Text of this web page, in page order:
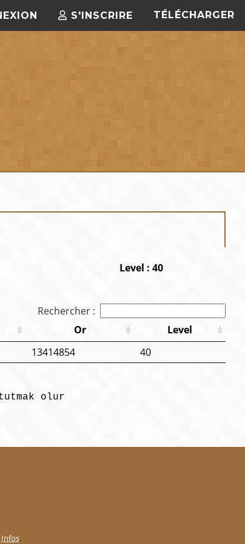
TÉLÉCHARGER
S'INSCRIRE
Level : 40
Rechercher :
Or
Level
13414854 40
olur
Infos.